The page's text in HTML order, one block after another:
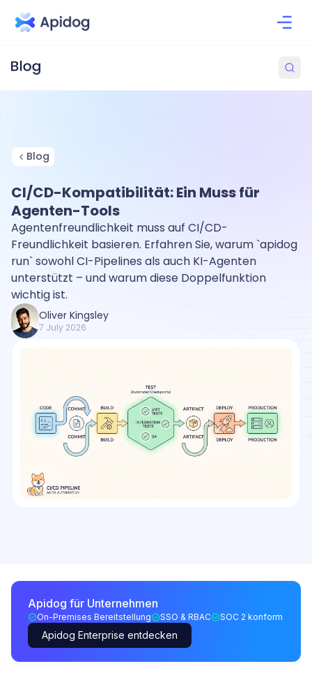
Blog
CI/CD-Kompatibilität: Ein Muss für
Agenten-Tools
Agentenfreundlichkeit muss auf CI/CD-
Freundlichkeit basieren. Erfahren Sie, warum `apidog
run` sowohl CI-Pipelines als auch KI-Agenten
unterstützt – und warum diese Doppelfunktion
wichtig ist.
Oliver Kingsley
7 July 2026
Apidog für Unternehmen
On-Premises Bereitstellung SSO & RBAC SOC 2 konform
Apidog Enterprise entdecken